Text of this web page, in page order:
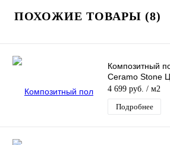
ПОХОЖИЕ ТОВАРЫ (8)
Композитный
Ceramo Stone
4 699 руб. / м2
Подробнее